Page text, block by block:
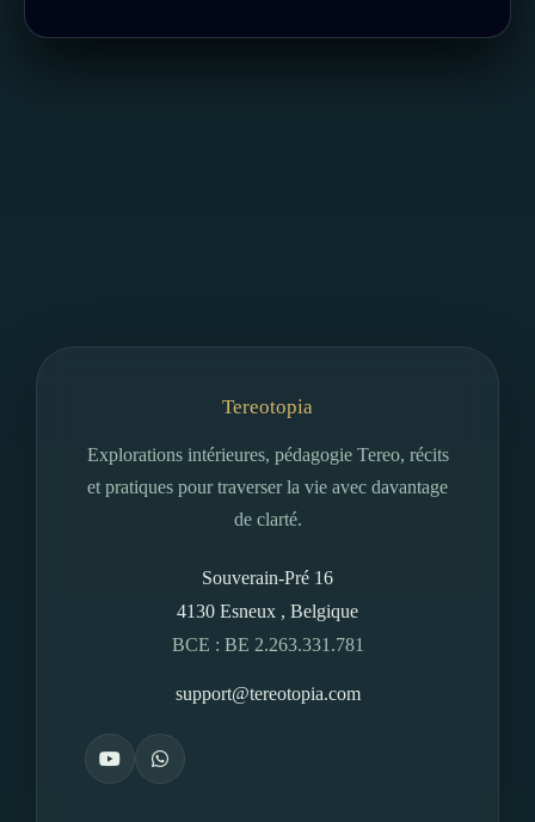
Tereotopia
Explorations intérieures, pédagogie Tereo, récits
et pratiques pour traverser la vie avec davantage
de clarté.
Souverain-Pré 16
4130 Esneux , Belgique
BCE : BE 2.263.331.781
support@tereotopia.com